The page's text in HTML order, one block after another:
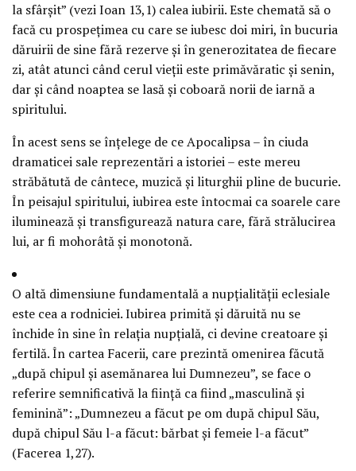
la sfârşit” (vezi Ioan 13,1) calea iubirii. Este chemată să o
facă cu prospeţimea cu care se iubesc doi miri, în bucuria
dăruirii de sine fără rezerve şi în generozitatea de fiecare
zi, atât atunci când cerul vieţii este primăvăratic şi senin,
dar şi când noaptea se lasă şi coboară norii de iarnă a
spiritului.
În acest sens se înţelege de ce Apocalipsa – în ciuda
dramaticei sale reprezentări a istoriei – este mereu
străbătută de cântece, muzică şi liturghii pline de bucurie.
În peisajul spiritului, iubirea este întocmai ca soarele care
iluminează şi transfigurează natura care, fără strălucirea
lui, ar fi mohorâtă şi monotonă.
O altă dimensiune fundamentală a nupţialităţii eclesiale
este cea a rodniciei. Iubirea primită şi dăruită nu se
închide în sine în relaţia nupţială, ci devine creatoare şi
fertilă. În cartea Facerii, care prezintă omenirea făcută
„după chipul şi asemănarea lui Dumnezeu”, se face o
referire semnificativă la fiinţă ca fiind „masculină şi
feminină”: „Dumnezeu a făcut pe om după chipul Său,
după chipul Său l-a făcut: bărbat şi femeie l-a făcut”
(Facerea 1,27).